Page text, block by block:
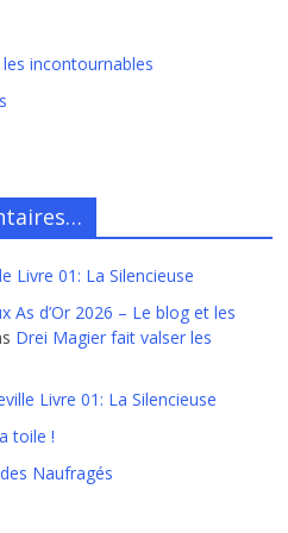
incontournables
Livre 01: La Silencieuse
As d’Or 2026 – Le blog et les
Drei Magier fait valser les
Livre 01: La Silencieuse
toile !
Naufragés